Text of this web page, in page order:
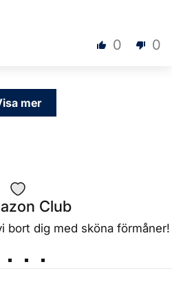
0 0
mer
Club
bort dig med sköna förmåner!